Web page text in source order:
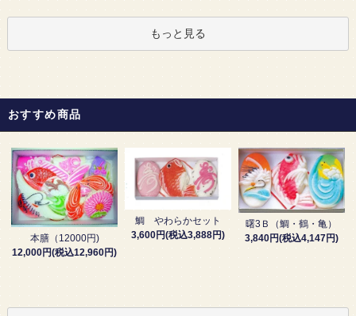
もっと見る
おすすめ商品
本膳（12000円)
12,000円(税込12,960円)
鯛 やわらかセット
3,600円(税込3,888円)
曙3Ｂ（鯛・鶴・亀）
3,840円(税込4,147円)